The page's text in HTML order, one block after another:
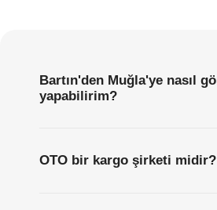
Bartın'den Muğla'ye nasıl
yapabilirim?
OTO bir kargo şirketi midir?